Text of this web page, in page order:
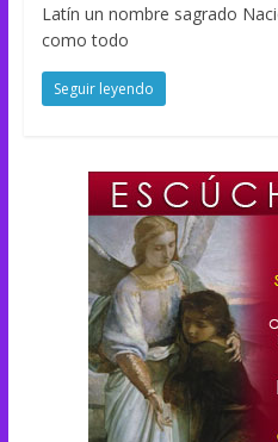
Latín un nombre sagrado
como todo
Seguir leyendo